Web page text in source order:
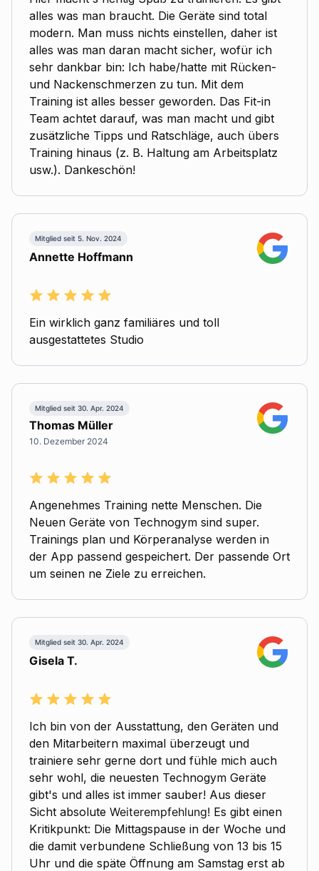
alles was man braucht. Die Geräte sind total
modern. Man muss nichts einstellen, daher ist
alles was man daran macht sicher, wofür ich
sehr dankbar bin: Ich habe/hatte mit Rücken-
und Nackenschmerzen zu tun. Mit dem
Training ist alles besser geworden. Das Fit-in
Team achtet darauf, was man macht und gibt
zusätzliche Tipps und Ratschläge, auch übers
Training hinaus (z. B. Haltung am Arbeitsplatz
usw.). Dankeschön!
Mitglied seit 5. Nov. 2024
Annette Hoffmann
Ein wirklich ganz familiäres und toll
ausgestattetes Studio
Mitglied seit 30. Apr. 2024
Thomas Müller
10. Dezember 2024
Angenehmes Training nette Menschen. Die
Neuen Geräte von Technogym sind super.
Trainings plan und Körperanalyse werden in
der App passend gespeichert. Der passende Ort
um seinen ne Ziele zu erreichen.
Mitglied seit 30. Apr. 2024
Gisela T.
Ich bin von der Ausstattung, den Geräten und
den Mitarbeitern maximal überzeugt und
trainiere sehr gerne dort und fühle mich auch
sehr wohl, die neuesten Technogym Geräte
gibt's und alles ist immer sauber! Aus dieser
Sicht absolute Weiterempfehlung! Es gibt einen
Kritikpunkt: Die Mittagspause in der Woche und
die damit verbundene Schließung von 13 bis 15
Uhr und die späte Öffnung am Samstag erst ab